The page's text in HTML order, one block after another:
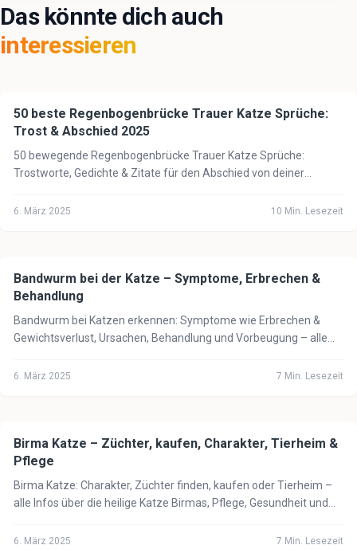
Das könnte dich auch
interessieren
🐈 Katze
50 beste Regenbogenbrücke Trauer Katze Sprüche:
Trost & Abschied 2025
50 bewegende Regenbogenbrücke Trauer Katze Sprüche:
Trostworte, Gedichte & Zitate für den Abschied von deiner
6. März 2025 10 Min. Lesezeit
🐈 Katze
Bandwurm bei der Katze – Symptome, Erbrechen &
Behandlung
Bandwurm bei Katzen erkennen: Symptome wie Erbrechen &
Gewichtsverlust, Ursachen, Behandlung und Vorbeugung – alle
6. März 2025 7 Min. Lesezeit
🐈 Katze
Birma Katze – Züchter, kaufen, Charakter, Tierheim &
Pflege
Birma Katze: Charakter, Züchter finden, kaufen oder Tierheim –
alle Infos über die heilige Katze Birmas, Pflege, Gesundheit und
6. März 2025 7 Min. Lesezeit